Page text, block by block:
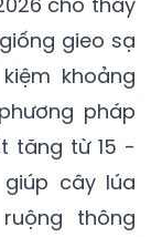
gieo sạ
khoảng
pháp
tăng từ 15 -
cây lúa
thông